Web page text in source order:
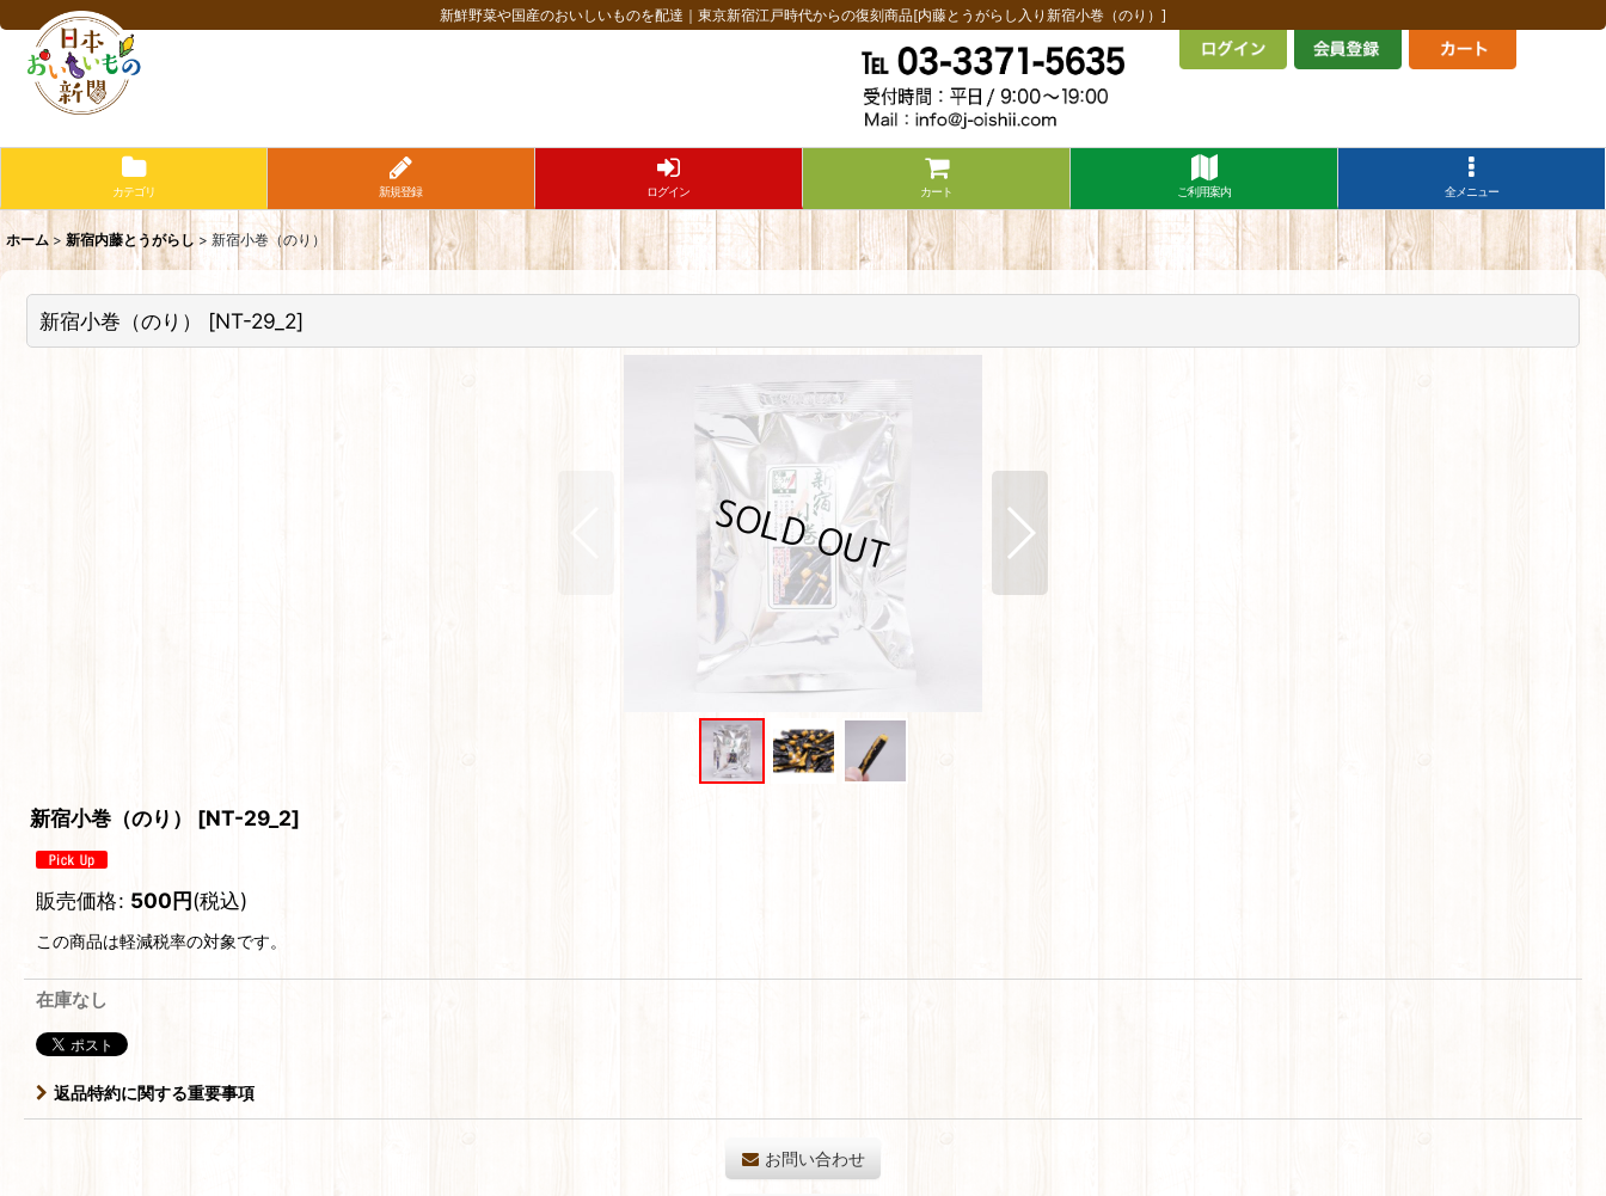
新鮮野菜や国産のおいしいものを配達｜東京新宿江戸時代からの復刻商品[内藤とうがらし入り新宿小巻（のり）]
カテゴリ 新規登録 ログイン カート ご利用案内 全メニュー
ホーム > 新宿内藤とうがらし > 新宿小巻（のり）
新宿小巻（のり） [NT-29_2]
新宿小巻（のり） [NT-29_2]
販売価格: 500円(税込)
この商品は軽減税率の対象です。
在庫なし
返品特約に関する重要事項
お問い合わせ